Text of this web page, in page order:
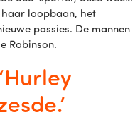
haar loopbaan, het
passies. De mannen
Robinson.